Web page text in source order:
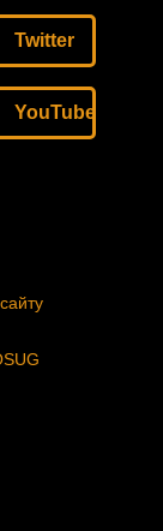
Twitter
YouTube